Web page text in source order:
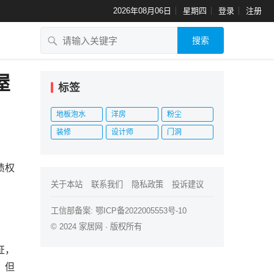
2026年08月06日 星期四 登录 注册
搜索
权
但
标签
地板泡水 洋房 粉尘
装修 设计师 门洞
关于本站 联系我们 隐私政策 投诉建议
工信部备案: 鄂ICP备2022005553号-10
© 2024 家居网 · 版权所有